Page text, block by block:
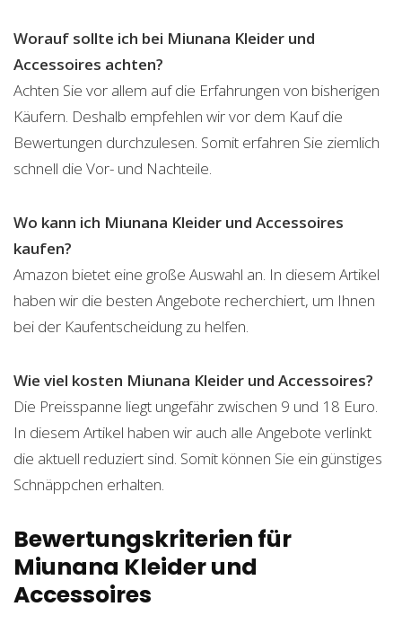
Worauf sollte ich bei Miunana Kleider und
Accessoires achten?
Achten Sie vor allem auf die Erfahrungen von bisherigen
Käufern. Deshalb empfehlen wir vor dem Kauf die
Bewertungen durchzulesen. Somit erfahren Sie ziemlich
schnell die Vor- und Nachteile.
Wo kann ich Miunana Kleider und Accessoires
kaufen?
Amazon bietet eine große Auswahl an. In diesem Artikel
haben wir die besten Angebote recherchiert, um Ihnen
bei der Kaufentscheidung zu helfen.
Wie viel kosten Miunana Kleider und Accessoires?
Die Preisspanne liegt ungefähr zwischen 9 und 18 Euro.
In diesem Artikel haben wir auch alle Angebote verlinkt
die aktuell reduziert sind. Somit können Sie ein günstiges
Schnäppchen erhalten.
Bewertungskriterien für
Miunana Kleider und
Accessoires